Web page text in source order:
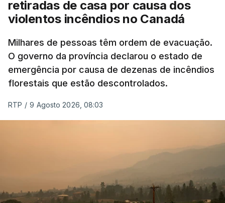
retiradas de casa por causa dos
violentos incêndios no Canadá
Milhares de pessoas têm ordem de evacuação.
O governo da província declarou o estado de
emergência por causa de dezenas de incêndios
florestais que estão descontrolados.
RTP / 9 Agosto 2026, 08:03